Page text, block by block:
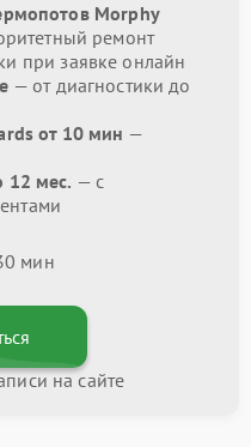
Morphy
ремонт
при заявке онлайн
— от диагностики до
от 10 мин —
12 мес. — с
мин
на сайте